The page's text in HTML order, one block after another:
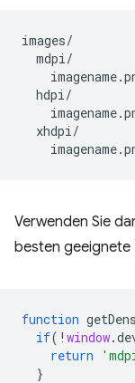
images/
  mdpi/
  hdpi/
  xhdpi/
Verwenden Sie
besten geeignete
function
if( ! window.
return
}